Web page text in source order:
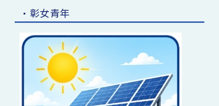
•彰女青年